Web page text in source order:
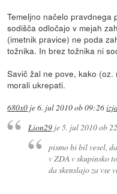
Temeljno načelo pravdnega
sodišča odločajo v mejah
(imetnik pravice) ne poda
tožnika. In brez tožnika ni
Savič žal ne pove, kako
morali ukrepati.
680x0 je6. jul 2010 ob 09:26
Lion29je5. jul 2010 ob
pismo bi bil vesel,
v ZDA v skupinsko
da skenslajo za vse